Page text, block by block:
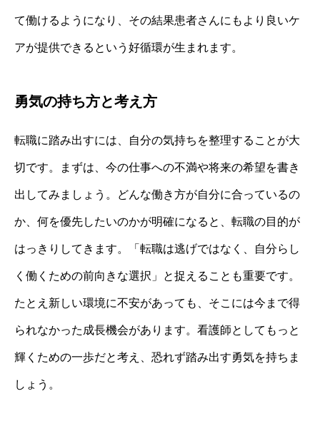
て働けるようになり、その結果患者さんにもより良いケ
アが提供できるという好循環が生まれます。
勇気の持ち方と考え方
転職に踏み出すには、自分の気持ちを整理することが大
切です。まずは、今の仕事への不満や将来の希望を書き
出してみましょう。どんな働き方が自分に合っているの
か、何を優先したいのかが明確になると、転職の目的が
はっきりしてきます。「転職は逃げではなく、自分らし
く働くための前向きな選択」と捉えることも重要です。
たとえ新しい環境に不安があっても、そこには今まで得
られなかった成長機会があります。看護師としてもっと
輝くための一歩だと考え、恐れず踏み出す勇気を持ちま
しょう。